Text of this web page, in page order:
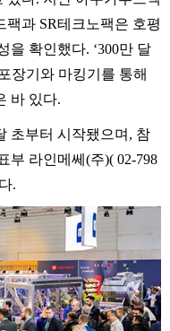
팩과 SR테크노팩은 호평
을 확인했다. ‘300만 달
포장기와 마킹기를 통해
바 있다.
초부터 시작됐으며 , 참
부 라인메쎄 (주)( 02-798
.